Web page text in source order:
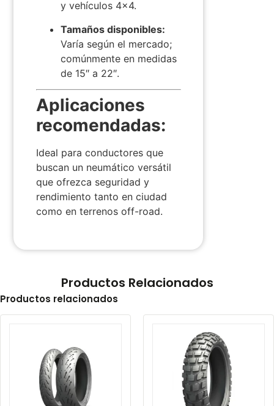
y vehículos 4×4.
Tamaños disponibles:
Varía según el mercado;
comúnmente en medidas
de 15″ a 22″.
Aplicaciones
recomendadas:
Ideal para conductores que
buscan un neumático versátil
que ofrezca seguridad y
rendimiento tanto en ciudad
como en terrenos off-road.
Productos Relacionados
Productos relacionados